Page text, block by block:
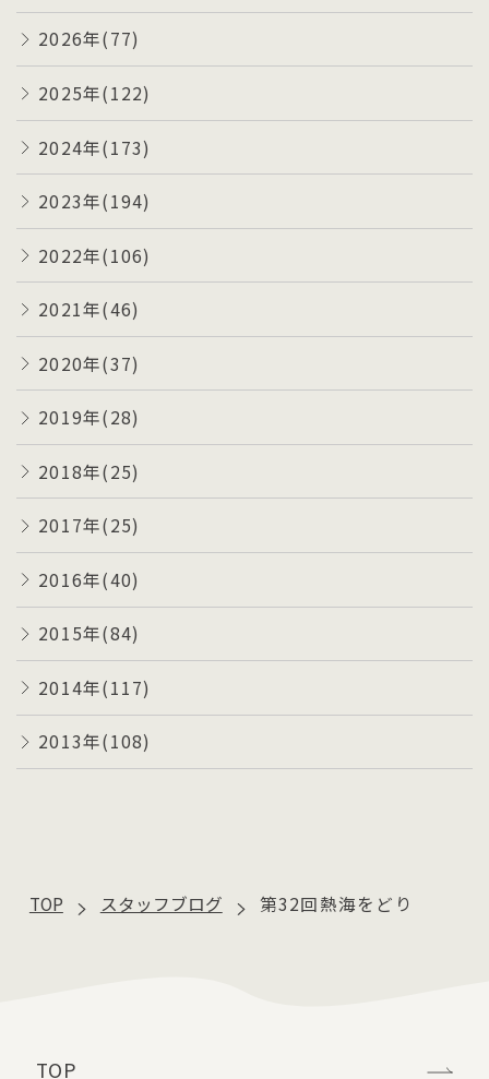
2026年(77)
2025年(122)
2024年(173)
2023年(194)
2022年(106)
2021年(46)
2020年(37)
2019年(28)
2018年(25)
2017年(25)
2016年(40)
2015年(84)
2014年(117)
2013年(108)
TOP スタッフブログ 第32回熱海をどり
TOP